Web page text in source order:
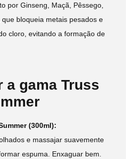
por Ginseng, Maçã, Pêssego,
bloqueia metais pesados e
cloro, evitando a formação de
a gama Truss
(300ml):
e massajar suavemente
espuma. Enxaguar bem.